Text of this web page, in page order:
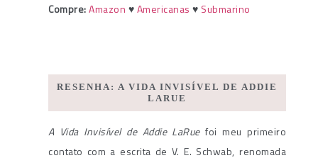
Compre:Amazon ♥Americanas ♥ Submarino
RESENHA: A VIDA INVISÍVEL DE ADDIE
LARUE
A Vida Invisível de Addie LaRuefoi meu primeiro
contato com a escrita de V. E. Schwab, renomada